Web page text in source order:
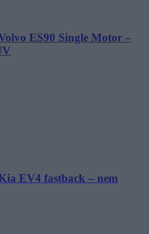
ES90 Single Motor –
EV4 fastback – nem